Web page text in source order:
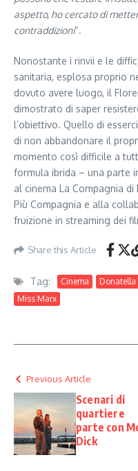
aspetto, ho cercato di
contraddizioni“.
Nonostante i rinvii e le
sanitaria, esplosa proprio
dovuto avere luogo, il
dimostrato di saper
l’obiettivo. Quello di
di non abbandonare il
momento così difficile a
formula ibrida – una parte
al cinema La Compagnia
Più Compagnia e alla
fruizione in streaming dei
Share this Article
Tag: Cinema Donatella
Miss Marx
Previous Article
Scenari di
quartiere
parte con
Dick